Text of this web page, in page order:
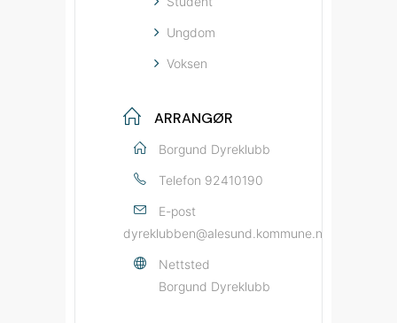
Ungdom
Voksen
ARRANGØR
Borgund Dyreklubb
Telefon 92410190
E-post
dyreklubben@alesund.kommune.no
Nettsted
Borgund Dyreklubb